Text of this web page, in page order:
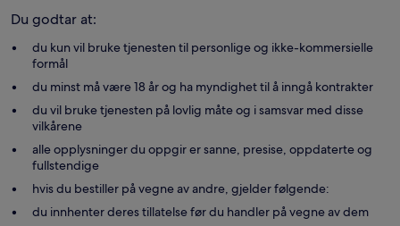
Du godtar at:
du kun vil bruke tjenesten til personlige og ikke-kommersielle
formål
du minst må være 18 år og ha myndighet til å inngå kontrakter
du vil bruke tjenesten på lovlig måte og i samsvar med disse
vilkårene
alle opplysninger du oppgir er sanne, presise, oppdaterte og
fullstendige
hvis du bestiller på vegne av andre, gjelder følgende:
du innhenter deres tillatelse før du handler på vegne av dem